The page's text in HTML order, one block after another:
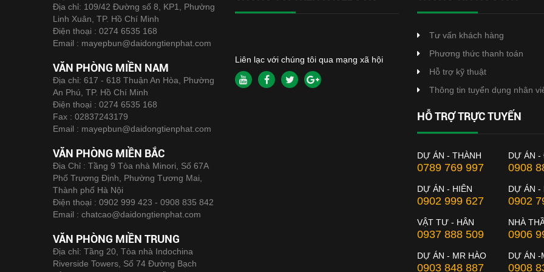
Địa chỉ: 109/42 Đường số 8, KP1, Phường
Linh Xuân, TP. Hồ Chí Minh
Điện thoại : 0274 6535 168
Email : mayepbun@daidongtienphat.com
VĂN PHÒNG MIỀN NAM
Địa chỉ: 617 - 618 Thuận An Hòa, Phường
An Phú, TP. Hồ Chí Minh
Điện thoại : 0274 6535 168
Fax : 02837243179
Email : mayepbun@daidongtienphat.com
VĂN PHÒNG MIỀN BẮC
Địa Chỉ : Tầng 9 Tòa nhà Minori, Số 67A
Phố Trương Định, Phường Tương Mai,
Thành phố Hà Nội
Điện thoại : 0902 999 423 - 0908 835 842
Email : chatcao@daidongtienphat.com
VĂN PHÒNG MIỀN TRUNG
Địa chỉ: Tầng 20, Tòa nhà Indochina
Riverside Towers, Số 74 Đường Bạch
Liên lạc với chúng tôi qua mạng xã hội
Tư vấn khách hàng
Phương thức thanh toán
Hỗ trợ kỹ thuật
Thông tin tuyển dụng nhân
HỖ TRỢ TRỰC TUYẾN
DỰ ÁN - THÀNH
0789 769 997
DỰ ÁN -
0908
DỰ ÁN - HIÊN
0902 999 627
DỰ ÁN -
0902
VẬT TƯ - HÂN
0937 888 509
NHÀ
0906
DỰ ÁN - MR HÀO
0903 848 887
DỰ ÁN -
0908